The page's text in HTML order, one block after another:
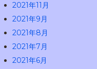
2021年11月
2021年9月
2021年8月
2021年7月
2021年6月